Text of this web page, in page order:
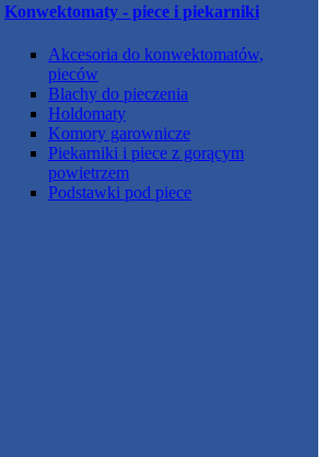
Konwektomaty - piece i piekarniki
Akcesoria do konwektomatów,
pieców
Blachy do pieczenia
Holdomaty
Komory garownicze
Piekarniki i piece z gorącym
powietrzem
Podstawki pod piece